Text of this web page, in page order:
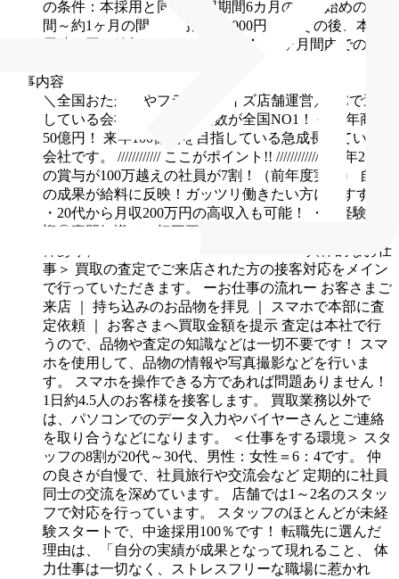
の条件：本採用と同じ
試用期間6カ月の内、始めの1週
間～約1ヶ月の間のみ月給210,000円～
その後、本採
※約1ヶ月間内での条
仕事内容
＼全国おたからやフランチャイズ店舗運営／
FCで運営
している会社の中で、店舗数が全国NO1！
今季年商約
50億円！
来年100億円を目指している急成長している
会社です。
//////////// ここがポイント!! //////////////
・年2回
の賞与が100万越えの社員が7割！（前年度実績）
自分
の成果が給料に反映！ガッツリ働きたい方におすすめ
・20代から月収200万円の高収入も可能！
・未経験歓
迎◎専門知識は一切不要
＜具体的なお仕
事＞ 買取の査定でご来店された方の接客対応をメイン
で行っていただきます。
ーお仕事の流れー お客さまご
来店
持ち込みのお品物を拝見
スマホで本部に査
定依頼
お客さまへ買取金額を提示 査定は本社で行
うので、品物や査定の知識などは一切不要です！
スマ
ホを使用して、品物の情報や写真撮影などを行いま
す。
スマホを操作できる方であれば問題ありません！
1日約4.5人のお客様を接客します。
買取業務以外で
は、パソコンでのデータ入力やバイヤーさんとご連絡
を取り合うなどになります。
＜仕事をする環境＞ スタ
ッフの8割が20代～30代、男性：女性＝6：4です。
仲
の良さが自慢で、社員旅行や交流会など 定期的に社員
同士の交流を深めています。
店舗では1～2名のスタッ
フで対応を行っています。
スタッフのほとんどが未経
験スタートで、中途採用100％です！
転職先に選んだ
理由は、「自分の実績が成果となって現れること、
体
力仕事は一切なく、ストレスフリーな職場に惹かれ